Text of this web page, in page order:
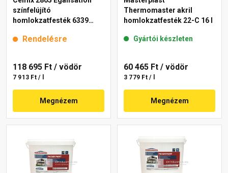
színfelújító
homlokzatfesték 6339
Rendelésre
118 695 Ft / vödör
7 913 Ft / l
Megnézem
Thermomaster akril
homlokzatfesték 22-C 16 l
Gyártói készleten
60 465 Ft / vödör
3 779 Ft / l
Megnézem